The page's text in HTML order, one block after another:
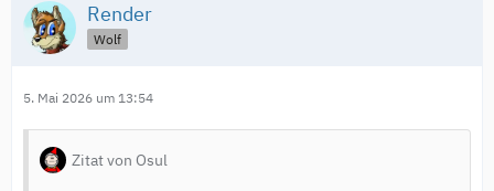
Render
Wolf
5. Mai 2026 um 13:54
Zitat von Osul